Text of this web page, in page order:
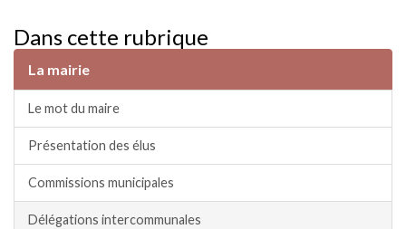
Dans cette rubrique
La mairie
Le mot du maire
Présentation des élus
Commissions municipales
Délégations intercommunales